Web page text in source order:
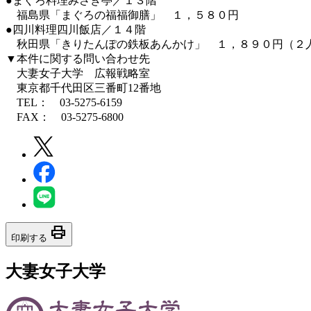
福島県「まぐろの福福御膳」 １，５８０円
●四川料理四川飯店／１４階
秋田県「きりたんぽの鉄板あんかけ」 １，８９０円（２
▼本件に関する問い合わせ先
大妻女子大学 広報戦略室
東京都千代田区三番町12番地
TEL： 03-5275-6159
FAX： 03-5275-6800
印刷する print
大妻女子大学